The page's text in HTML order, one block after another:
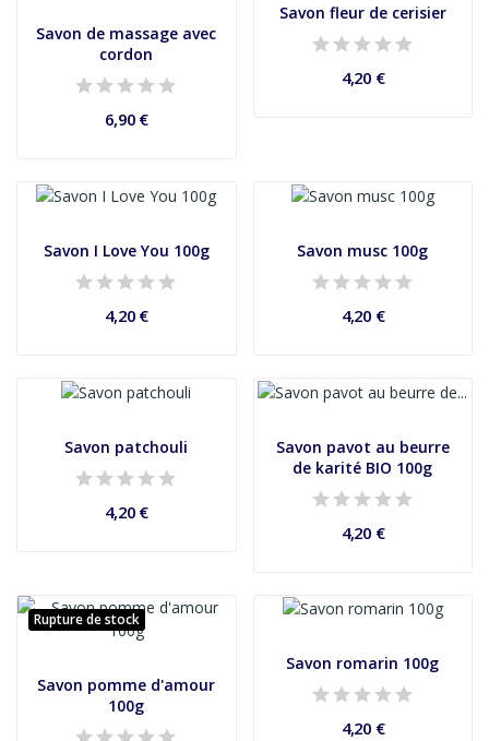
Savon de massage avec
cordon
6,90 €
Savon fleur de cerisier
4,20 €
Savon I Love You 100g
4,20 €
Savon musc 100g
4,20 €
Savon patchouli
4,20 €
Savon pavot au beurre
de karité BIO 100g
4,20 €
Rupture de stock
Savon pomme d'amour
100g
Savon romarin 100g
4,20 €